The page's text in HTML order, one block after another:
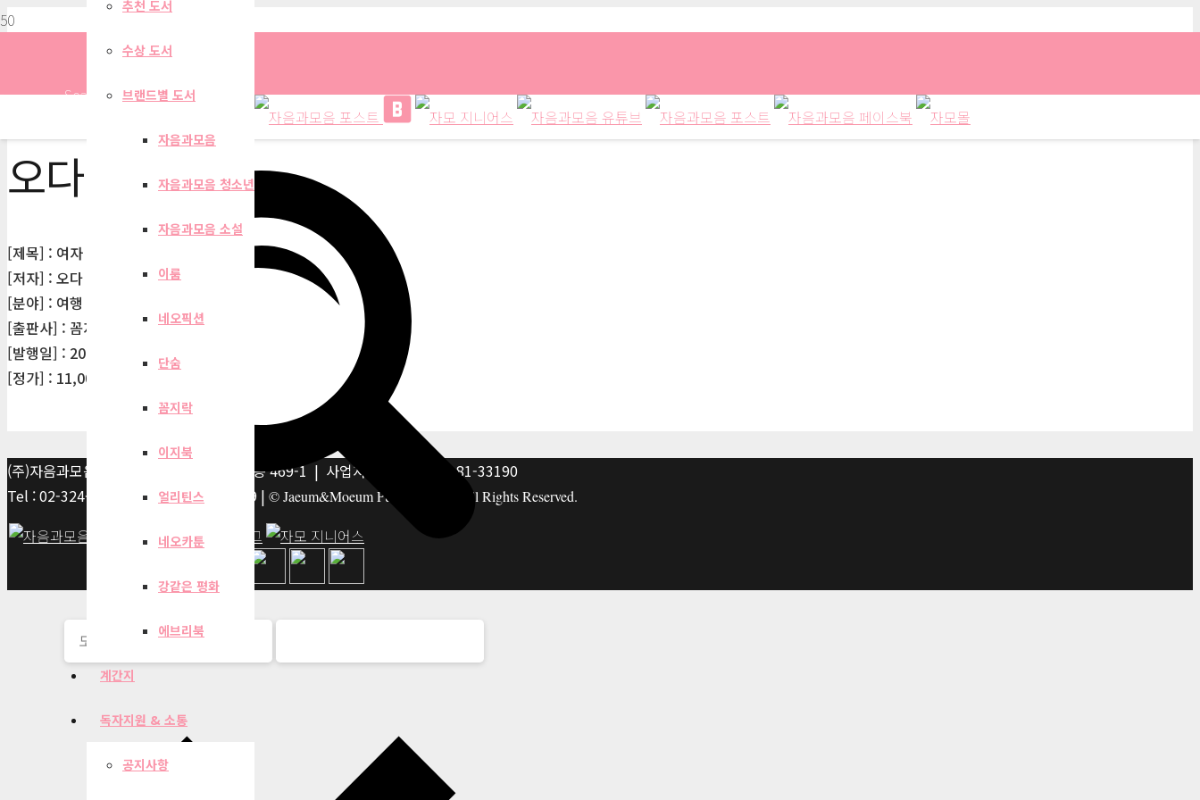
Search
추천 도서
수상 도서
브랜드별 도서
자음과모음
자음과모음 청소년
자음과모음 소설
이룸
네오픽션
단숨
꼼지락
이지북
얼리틴스
네오카툰
강같은 평화
에브리북
계간지
독자지원 & 소통
공지사항
오다 히로코
[제목] : 여자 혼자 시베리아 철도 여행
[저자] : 오다 히로코
[분야] : 여행
[출판사] : 꼼지락
[발행일] : 2016-11-21
[정가] : 11,000원
(주)자음과모음 | 10881 경기 파주시 서패동 469-1 | 사업자등록번호: 117-81-33190
Tel : 02-324-2347 | Fax : 02-6959-8459 | © Jaeum&Moeum Publishing co. All Rights Reserved.